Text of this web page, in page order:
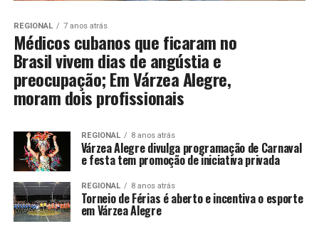
REGIONAL 7 anos atrás
Médicos cubanos que ficaram no
Brasil vivem dias de angústia e
preocupação; Em Várzea Alegre,
moram dois profissionais
REGIONAL 8 anos atrás
Várzea Alegre divulga programação de Carnaval
e festa tem promoção de iniciativa privada
REGIONAL 8 anos atrás
Torneio de Férias é aberto e incentiva o esporte
em Várzea Alegre